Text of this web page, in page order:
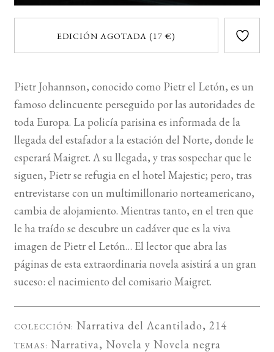
EDICIÓN AGOTADA (17 €)
Pietr Johannson, conocido como Pietr el Letón, es un
famoso delincuente perseguido por las autoridades de
toda Europa. La policía parisina es informada de la
llegada del estafador a la estación del Norte, donde le
esperará Maigret. A su llegada, y tras sospechar que le
siguen, Pietr se refugia en el hotel Majestic; pero, tras
entrevistarse con un multimillonario norteamericano,
cambia de alojamiento. Mientras tanto, en el tren que
le ha traído se descubre un cadáver que es la viva
imagen de Pietr el Letón… El lector que abra las
páginas de esta extraordinaria novela asistirá a un gran
suceso: el nacimiento del comisario Maigret.
COLECCIÓN: Narrativa del Acantilado, 214
TEMAS: Narrativa, Novela y Novela negra